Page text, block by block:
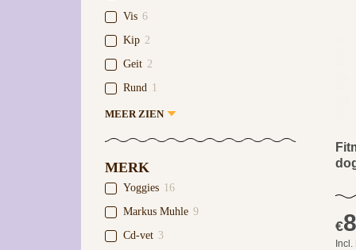
Vis 6
Kip 2
Geit 2
Rund 1
MEER ZIEN
MERK
Yoggies 16
Markus Muhle 9
Cd-vet 3
€
Incl.